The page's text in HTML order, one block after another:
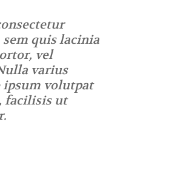
quis lacinia
vel
varius
ipsum volutpat
facilisis ut